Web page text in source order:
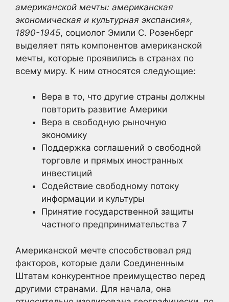
американской мечты: американская
экономическая и культурная экспансия»,
1890-1945, социолог Эмили С. Розенберг
выделяет пять компонентов американской
мечты, которые проявились в странах по
всему миру. К ним относятся следующие:
Вера в то, что другие страны должны
повторить развитие Америки
Вера в свободную рыночную
экономику
Поддержка соглашений о свободной
торговле и прямых иностранных
инвестиций
Содействие свободному потоку
информации и культуры
Принятие государственной защиты
частного предпринимательства 7
Американской мечте способствовал ряд
факторов, которые дали Соединенным
Штатам конкурентное преимущество перед
другими странами. Для начала, она